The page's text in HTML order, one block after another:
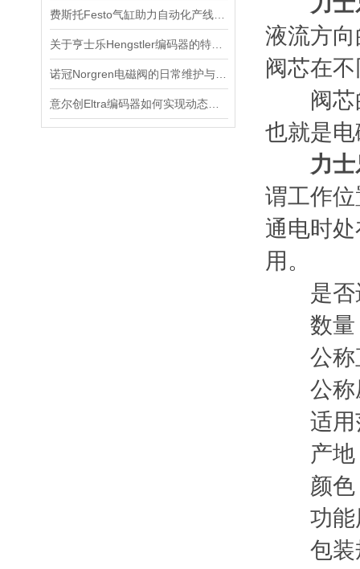
液流方
阀芯在
阀芯的
也就是
力
谓工作
通电时
用。
是否
数量
公称
公称
适用
产地
颜色
功能
包装